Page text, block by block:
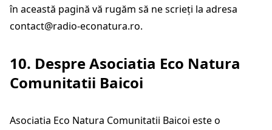
în această pagină vă rugăm să ne scrieți la adresa
contact@radio-econatura.ro.
10. Despre Asociatia Eco Natura
Comunitatii Baicoi
Asociatia Eco Natura Comunitatii Baicoi este o